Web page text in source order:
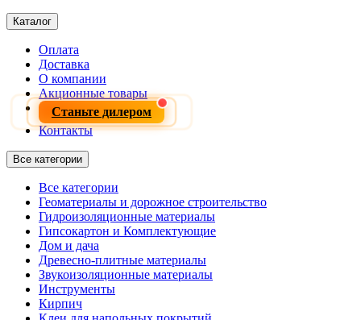
Каталог
Оплата
Доставка
О компании
Акционные товары
Станьте дилером
Контакты
Все категории
Все категории
Геоматериалы и дорожное строительство
Гидроизоляционные материалы
Гипсокартон и Комплектующие
Дом и дача
Древесно-плитные материалы
Звукоизоляционные материалы
Инструменты
Кирпич